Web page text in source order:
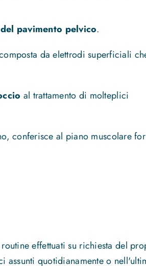
pavimento pelvico.
da elettrodi superficiali
al trattamento di molteplici
conferisce al piano muscolare
effettuati su richiesta del
assunti quotidianamente o